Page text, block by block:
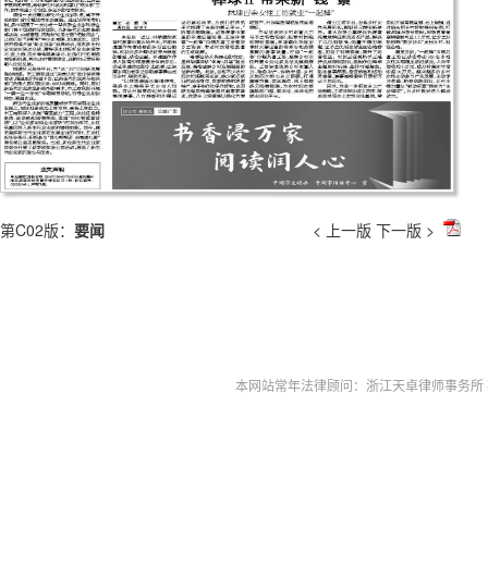
第C02版： 要闻 < 上一版 下一版 >
本网站常年法律顾问：浙江天卓律师事务